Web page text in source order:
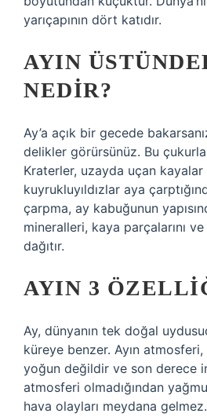
yarıçapının dört katıdır.
AYIN
NEDIR?
Ay’a açık bir gecede
delikler görürsünüz. Bu
Kraterler, uzayda uçan kayalar
kuyrukluyıldızlar aya
çarpma, ay kabuğunun
mineralleri, kaya parçalarını
dağıtır.
AYIN 3
Ay, dünyanın tek doğal
küreye benzer. Ayın
yoğun değildir ve son derece
atmosferi olmadığından
hava olayları meydana gelmez.